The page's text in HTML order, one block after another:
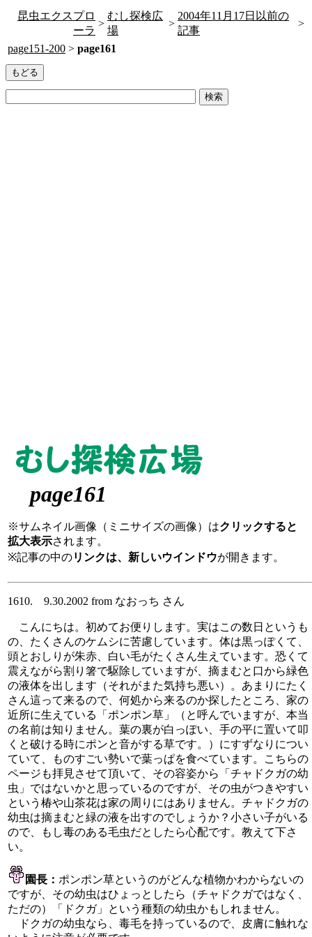
昆虫エクスプロ
ーラ
>
むし探検広
場
>
2004年11月17日以前の
記事
>
page151-200 > page161
page161
※サムネイル画像（ミニサイズの画像）はクリックすると
拡大表示されます。
※記事の中のリンクは、新しいウインドウが開きます。
1610. 9.30.2002 from なおっち さん
こんにちは。初めてお便りします。実はこの数日というも
の、たくさんのケムシに苦慮しています。体は黒っぽくて、
頭とおしりが朱赤、白い毛がたくさん生えています。恐くて
震えながら割り箸で駆除していますが、摘まむと口から緑色
の液体を出します（それがまた気持ち悪い）。あまりにたく
さん這って来るので、何処から来るのか探したところ、家の
近所に生えている「ポンポン草」（と呼んでいますが、本当
の名前は知りません。葉の裏が白っぽい、手の平に置いて叩
くと破ける時にポンと音がする草です。）にすずなりについ
ていて、ものすごい勢いで葉っぱを食べています。こちらの
ページも拝見させて頂いて、その容姿から「チャドクガの幼
虫」ではないかと思っているのですが、その虫がつきやすい
という椿や山茶花は家の周りにはありません。チャドクガの
幼虫は摘まむと緑の液を出すのでしょうか？小さい子がいる
ので、もし毒のある毛虫だとしたら心配です。教えて下さ
い。
園長： ポンポン草というのがどんな植物かわからないの
ですが、その幼虫はひょっとしたら（チャドクガではなく、
ただの）「ドクガ」という種類の幼虫かもしれません。
ドクガの幼虫なら、毒毛を持っているので、皮膚に触れな